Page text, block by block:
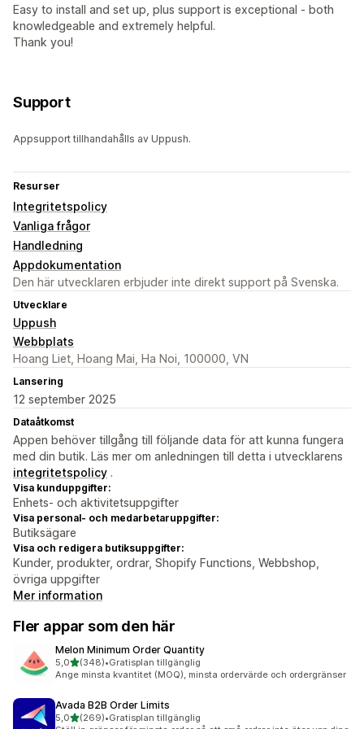
Easy to install and set up, plus support is exceptional - both
knowledgeable and extremely helpful.
Thank you!
Support
Appsupport tillhandahålls av Uppush.
Resurser
Integritetspolicy
Vanliga frågor
Handledning
Appdokumentation
Den här utvecklaren erbjuder inte direkt support på Svenska.
Utvecklare
Uppush
Webbplats
Hoang Liet, Hoang Mai, Ha Noi, 100000, VN
Lansering
12 september 2025
Dataåtkomst
Appen behöver tillgång till följande data för att kunna fungera
med din butik. Läs mer om anledningen till detta i utvecklarens
integritetspolicy .
Visa kunduppgifter:
Enhets- och aktivitetsuppgifter
Visa personal- och medarbetaruppgifter:
Butiksägare
Visa och redigera butiksuppgifter:
Kunder, produkter, ordrar, Shopify Functions, Webbshop,
övriga uppgifter
Mer information
Fler appar som den här
Melon Minimum Order Quantity
5,0av 5 stjärnor
(348)
348 recensioner totalt
•Gratisplan tillgänglig
Ange minsta kvantitet (MOQ), minsta ordervärde och ordergränser
Avada B2B Order Limits
5,0av 5 stjärnor
(269)
269 recensioner totalt
•Gratisplan tillgänglig